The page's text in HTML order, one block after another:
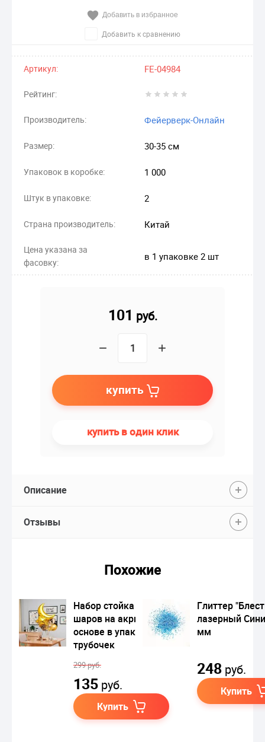
Добавить в избранное
Добавить к сравнению
Артикул: FE-04984
Рейтинг:
Производитель: Фейерверк-Онлайн
Размер: 30-35 см
Упаковок в коробке: 1 000
Штук в упаковке: 2
Страна производитель: Китай
Цена указана за
фасовку:
в 1 упаковке 2 шт
101 руб.
− +
купить
купить в один клик
Описание
Отзывы
Похожие
Набор стойка для
шаров на акриловой
основе в упаковке, 7
трубочек
299 руб.
135 руб.
Купить
Глиттер
лазерный
мм
248 руб.
Купить